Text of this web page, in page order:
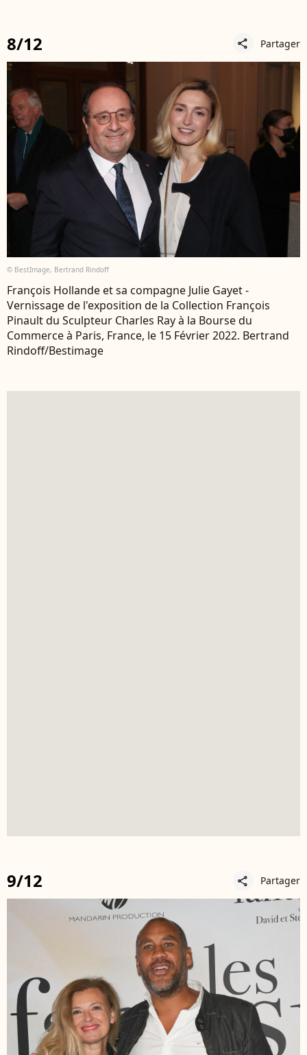
8/12 share Partager
© BestImage, Bertrand Rindoff
François Hollande et sa compagne Julie Gayet -
Vernissage de l'exposition de la Collection François
Pinault du Sculpteur Charles Ray à la Bourse du
Commerce à Paris, France, le 15 Février 2022. Bertrand
Rindoff/Bestimage
9/12 share Partager